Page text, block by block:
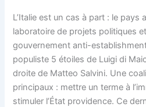
L’Italie est un cas à part : le pays
laboratoire de projets politiques
gouvernement anti-
populiste 5 étoiles de Luigi di
droite de Matteo Salvini. Une
principaux : mettre un terme à
stimuler l’État providence. Ce